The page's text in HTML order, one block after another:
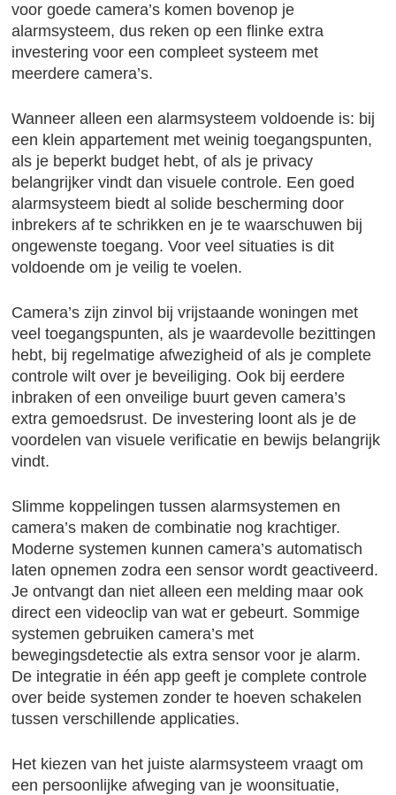
voor goede camera’s komen bovenop je
alarmsysteem, dus reken op een flinke extra
investering voor een compleet systeem met
meerdere camera’s.
Wanneer alleen een alarmsysteem voldoende is: bij
een klein appartement met weinig toegangspunten,
als je beperkt budget hebt, of als je privacy
belangrijker vindt dan visuele controle. Een goed
alarmsysteem biedt al solide bescherming door
inbrekers af te schrikken en je te waarschuwen bij
ongewenste toegang. Voor veel situaties is dit
voldoende om je veilig te voelen.
Camera’s zijn zinvol bij vrijstaande woningen met
veel toegangspunten, als je waardevolle bezittingen
hebt, bij regelmatige afwezigheid of als je complete
controle wilt over je beveiliging. Ook bij eerdere
inbraken of een onveilige buurt geven camera’s
extra gemoedsrust. De investering loont als je de
voordelen van visuele verificatie en bewijs belangrijk
vindt.
Slimme koppelingen tussen alarmsystemen en
camera’s maken de combinatie nog krachtiger.
Moderne systemen kunnen camera’s automatisch
laten opnemen zodra een sensor wordt geactiveerd.
Je ontvangt dan niet alleen een melding maar ook
direct een videoclip van wat er gebeurt. Sommige
systemen gebruiken camera’s met
bewegingsdetectie als extra sensor voor je alarm.
De integratie in één app geeft je complete controle
over beide systemen zonder te hoeven schakelen
tussen verschillende applicaties.
Het kiezen van het juiste alarmsysteem vraagt om
een persoonlijke afweging van je woonsituatie,